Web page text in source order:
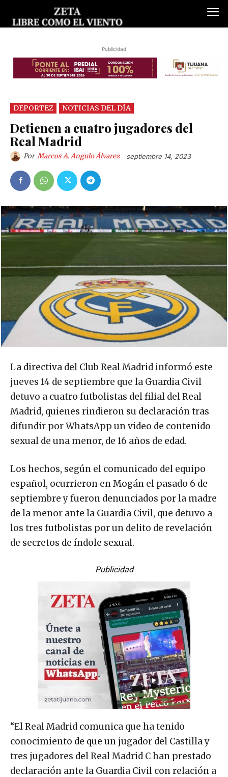
Publicidad
DEPORTEZ NOTICIAS DEL DÍA
Detienen a cuatro jugadores del
Real Madrid
Por Marcos A. Angulo Álvarez septiembre 14, 2023
La directiva del Club Real Madrid informó este
jueves 14 de septiembre que la Guardia Civil
detuvo a cuatro futbolistas del filial del Real
Madrid, quienes rindieron su declaración tras
difundir por WhatsApp un video de contenido
sexual de una menor, de 16 años de edad.
Los hechos, según el comunicado del equipo
español, ocurrieron en Mogán el pasado 6 de
septiembre y fueron denunciados por la madre
de la menor ante la Guardia Civil, que detuvo a
los tres futbolistas por un delito de revelación
de secretos de índole sexual.
Publicidad
“El Real Madrid comunica que ha tenido
conocimiento de que un jugador del Castilla y
tres jugadores del Real Madrid C han prestado
declaración ante la Guardia Civil con relación a